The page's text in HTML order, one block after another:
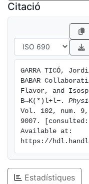
Citació
GARRA TICÓ,
BABAR
Flavor, and
B→K(*)l+l−.
Vol. 102, num. 9,
9007.
Available at:
https://
Estadístiques